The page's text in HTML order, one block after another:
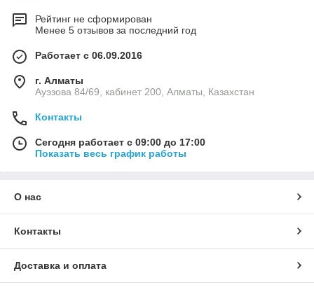
Рейтинг не сформирован
Менее 5 отзывов за последний год
Работает с 06.09.2016
г. Алматы
Ауэзова 84/69, кабинет 200, Алматы, Казахстан
Контакты
Сегодня работает с 09:00 до 17:00
Показать весь график работы
О нас
Контакты
Доставка и оплата